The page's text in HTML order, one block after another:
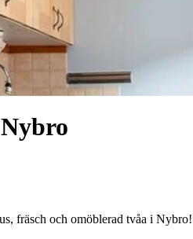
fräsch och omöblerad tvåa i Nybro!